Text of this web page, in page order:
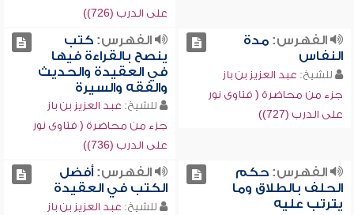
على الدرب (726))
الفهرس:مدة
النفاس
للشيخ: عبد العزيز بن باز
جزء من محاضرة ( فتاوى نور
على الدرب (727))
الفهرس:كتب
ينصح بالقراءة فيها
في العقيدة والحديث
والفقه والسيرة
للشيخ: عبد العزيز بن باز
جزء من محاضرة ( فتاوى نور
على الدرب (736))
الفهرس:حكم
الحلف بالطلاق وما
يترتب عليه
الفهرس:أفضل
الكتب في العقيدة
للشيخ: عبد العزيز بن باز